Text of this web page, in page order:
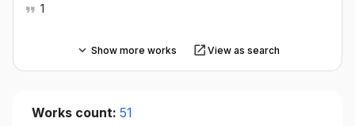
1
Show more works View as search
Works count: 51